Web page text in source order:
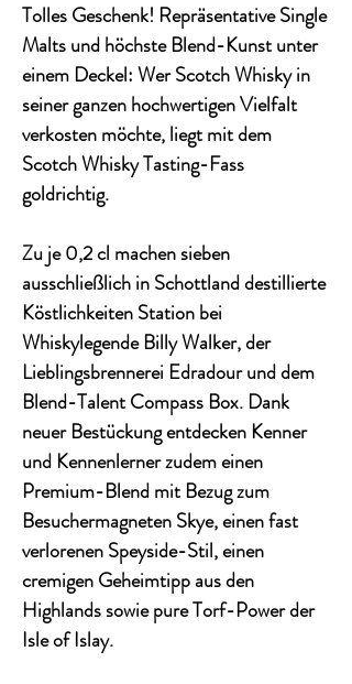
Tolles Geschenk! Repräsentative Single
Malts und höchste Blend-Kunst unter
einem Deckel: Wer Scotch Whisky in
seiner ganzen hochwertigen Vielfalt
verkosten möchte, liegt mit dem
Scotch Whisky Tasting-Fass
goldrichtig.
Zu je 0,2 cl machen sieben
ausschließlich in Schottland destillierte
Köstlichkeiten Station bei
Whiskylegende Billy Walker, der
Lieblingsbrennerei Edradour und dem
Blend-Talent Compass Box. Dank
neuer Bestückung entdecken Kenner
und Kennenlerner zudem einen
Premium-Blend mit Bezug zum
Besuchermagneten Skye, einen fast
verlorenen Speyside-Stil, einen
cremigen Geheimtipp aus den
Highlands sowie pure Torf-Power der
Isle of Islay.